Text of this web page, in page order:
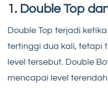
1. Double Top
Double Top terjadi
tertinggi dua kali, tetapi
level tersebut. Double
mencapai level